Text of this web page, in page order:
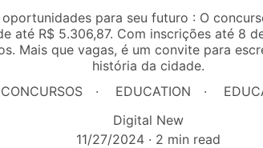
para seu futuro : O
até R$ 5.306,87. Com inscrições até 8
Mais que vagas, é um convite para
história da cidade.
CONCURSOS
EDUCATION
Digital New
11/27/2024
2 min read